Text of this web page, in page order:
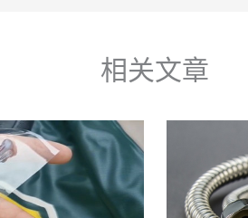
相关文章